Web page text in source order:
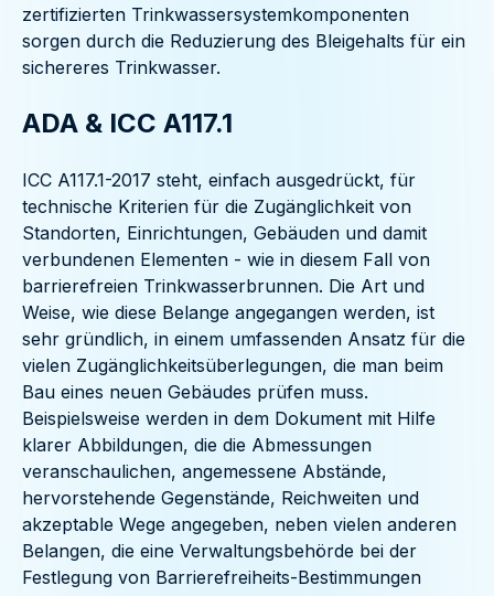
zertifizierten Trinkwassersystemkomponenten
sorgen durch die Reduzierung des Bleigehalts für ein
sichereres Trinkwasser.
ADA & ICC A117.1
ICC A117.1-2017 steht, einfach ausgedrückt, für
technische Kriterien für die Zugänglichkeit von
Standorten, Einrichtungen, Gebäuden und damit
verbundenen Elementen - wie in diesem Fall von
barrierefreien Trinkwasserbrunnen. Die Art und
Weise, wie diese Belange angegangen werden, ist
sehr gründlich, in einem umfassenden Ansatz für die
vielen Zugänglichkeitsüberlegungen, die man beim
Bau eines neuen Gebäudes prüfen muss.
Beispielsweise werden in dem Dokument mit Hilfe
klarer Abbildungen, die die Abmessungen
veranschaulichen, angemessene Abstände,
hervorstehende Gegenstände, Reichweiten und
akzeptable Wege angegeben, neben vielen anderen
Belangen, die eine Verwaltungsbehörde bei der
Festlegung von Barrierefreiheits-Bestimmungen